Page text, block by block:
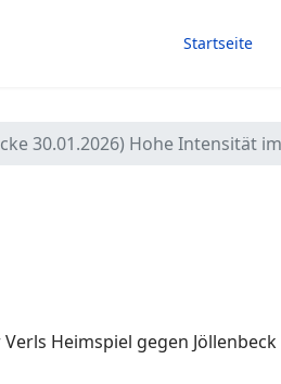
Startseite
30.01.2026) Hohe Intensität